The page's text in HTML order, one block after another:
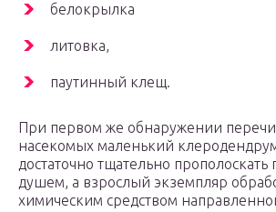
белокрылка
литовка,
паутинный клещ.
При первом же обнаружении
насекомых маленький
достаточно тщательно
душем, а взрослый экземпляр
химическим средством